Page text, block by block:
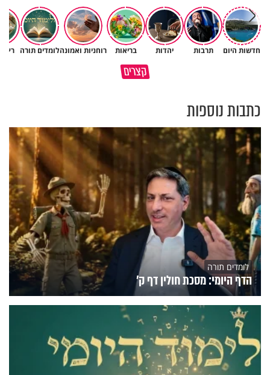
חדשות היום תרבות יהדות בריאות רוחניות ואמונהלומדים תורה רץ
קצרים
איך יתכן שעם ישראל הצליח
לשרוד במדבר ארבעים שנים?
״ זו הייתה ההחלטה הכי קשה
שלקחתי בחיים": לורה כהן
כתבות נוספות
לומדים תורה
הדף היומי: מסכת חולין דף ק'